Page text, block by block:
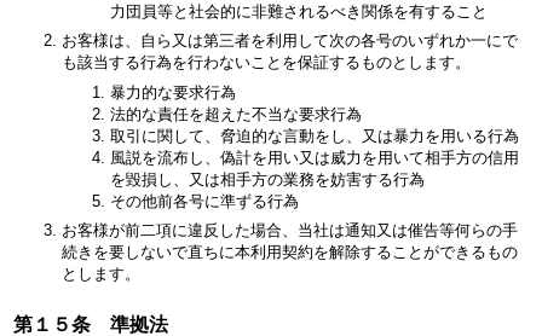
力団員等と社会的に非難されるべき関係を有すること
お客様は、自ら又は第三者を利用して次の各号のいずれか一にで
も該当する行為を行わないことを保証するものとします。
暴力的な要求行為
法的な責任を超えた不当な要求行為
取引に関して、脅迫的な言動をし、又は暴力を用いる行為
風説を流布し、偽計を用い又は威力を用いて相手方の信用
を毀損し、又は相手方の業務を妨害する行為
その他前各号に準ずる行為
お客様が前二項に違反した場合、当社は通知又は催告等何らの手
続きを要しないで直ちに本利用契約を解除することができるもの
とします。
第１５条 準拠法